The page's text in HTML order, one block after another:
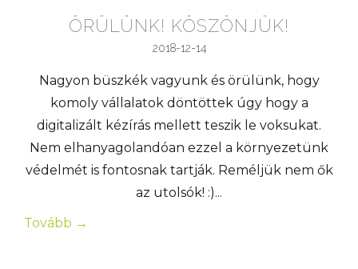
ÖRÜLÜNK! KÖSZÖNJÜK!
2018-12-14
Nagyon büszkék vagyunk és örülünk, hogy
komoly vállalatok döntöttek úgy hogy a
digitalizált kézírás mellett teszik le voksukat.
Nem elhanyagolandóan ezzel a környezetünk
védelmét is fontosnak tartják. Reméljük nem ők
az utolsók! :)...
Tovább →